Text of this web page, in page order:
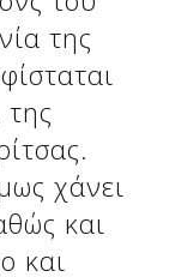
της
χάνει
και
και